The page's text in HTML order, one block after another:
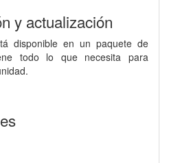
y actualización
disponible en un paquete de
todo lo que necesita para